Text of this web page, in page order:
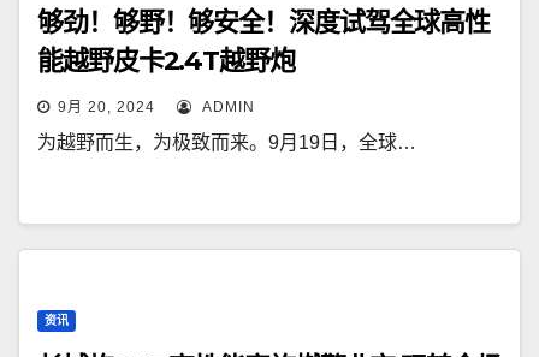
够劲！够野！够安全！深度试驾全球高性
能越野皮卡2.4T越野炮
9月 20, 2024 ADMIN
为越野而生，为极致而来。9月19日，全球…
资讯